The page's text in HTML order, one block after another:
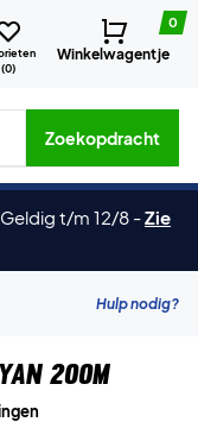
(0)
0
Winkelwagentje
etc.
Zoekopdracht
Geldig t/m 12/8 -Zie
Hulp nodig?
200m